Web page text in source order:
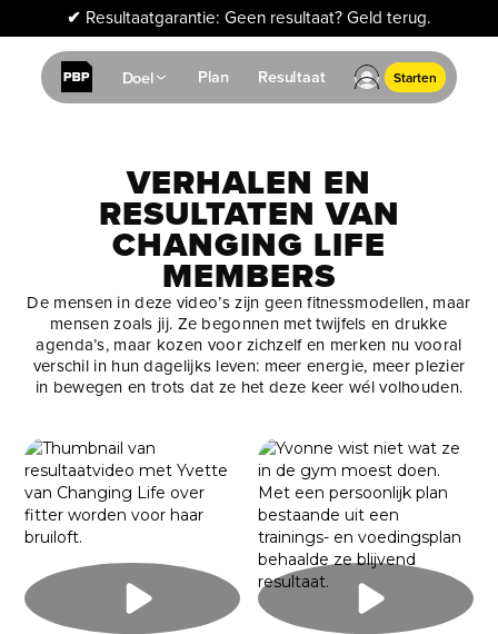
✔ Resultaatgarantie: Geen resultaat? Geld terug.
Doel Plan Resultaat Starten
VERHALEN EN
RESULTATEN VAN
CHANGING LIFE
MEMBERS
De mensen in deze video’s zijn geen fitnessmodellen, maar
mensen zoals jij. Ze begonnen met twijfels en drukke
agenda’s, maar kozen voor zichzelf en merken nu vooral
verschil in hun dagelijks leven: meer energie, meer plezier
in bewegen en trots dat ze het deze keer wél volhouden.